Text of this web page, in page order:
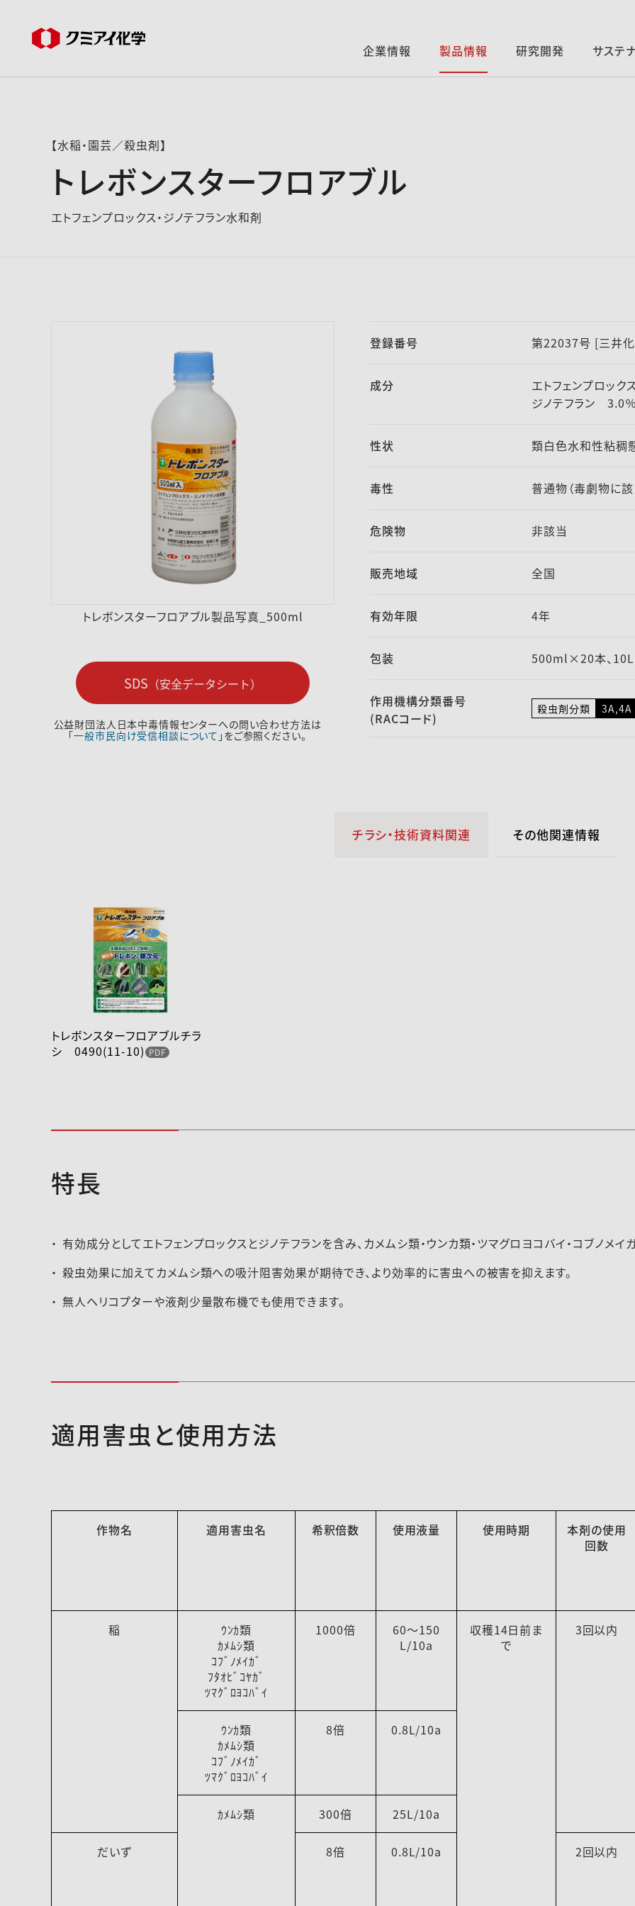
企業情報 製品情報 研究開発 サステ
【水稲・園芸／殺虫剤】
トレボンスターフロアブル
エトフェンプロックス・ジノテフラン水和剤
トレボンスターフロアブル製品写真_500ml
SDS （安全データシート）
公益財団法人日本中毒情報センターへの問い合わせ方法は
「一般市民向け受信相談について 」をご参照ください。
登録番号 第22037号 [三井化
成分
エトフェンプロ
ジノテフラン 3.0
性状 類白色水和性粘稠
毒性 普通物（毒劇物に
危険物 非該当
販売地域 全国
有効年限 4年
包装 500ml×20本、
作用機構分類番号
(RACコード)
殺虫剤分類 3A,4A
チラシ・技術資料関連 その他関連情報
トレボンスターフロアブルチラ
シ 0490(11-10)
2022-049登録速報（211222）
特長
有効成分としてエトフェンプロックスとジノテフランを含み、カメムシ類・ウンカ類・ツマグロヨコバイ・コブノメ
殺虫効果に加えてカメムシ類への吸汁阻害効果が期待でき、より効率的に害虫への被害を抑えます。
無人ヘリコプターや液剤少量散布機でも使用できます。
適用害虫と使用方法
作物名 適用害虫名 希釈倍数 使用液量 使用時期
本剤の使用
回数
稲
ｳﾝｶ類
ｶﾒﾑｼ類
ｺﾌﾞﾉﾒｲｶﾞ
ﾌﾀｵﾋﾞｺﾔｶﾞ
ﾂﾏｸﾞﾛﾖｺﾊﾞｲ
1000倍
60～150
L/10a
収穫14日前ま
で
3回以内
ｳﾝｶ類
ｶﾒﾑｼ類
ｺﾌﾞﾉﾒｲｶﾞ
ﾂﾏｸﾞﾛﾖｺﾊﾞｲ
8倍 0.8L/10a
ｶﾒﾑｼ類 300倍 25L/10a
だいず 8倍 0.8L/10a 2回以内